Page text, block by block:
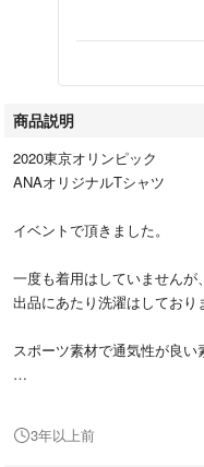
商品説明
2020東京オリンピック
ANAオリジナルTシャツ
イベントで頂きました。
一度も着用はしていませんが、
出品にあたり洗濯はしており
スポーツ素材で通気性が良い
3年以上前